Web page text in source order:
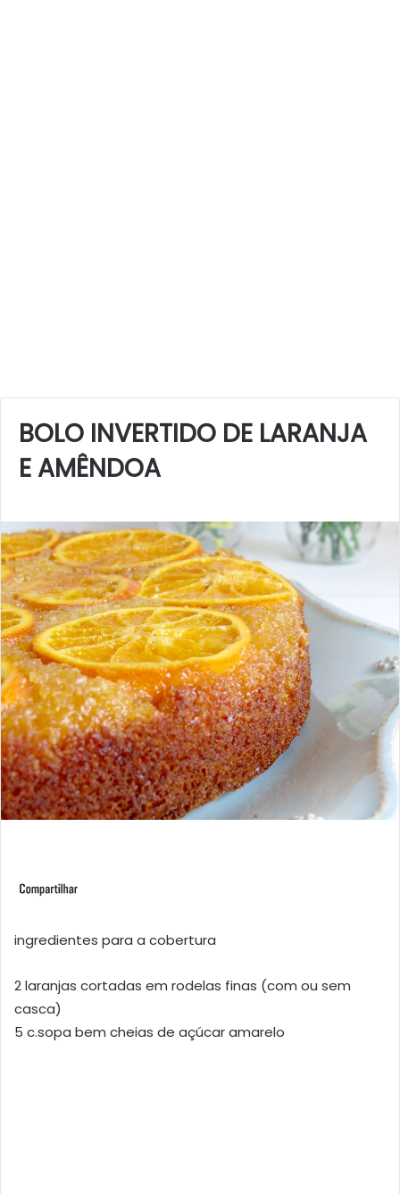
BOLO INVERTIDO DE LARANJA
E AMÊNDOA
ingredientes para a cobertura
2 laranjas cortadas em rodelas finas (com ou sem
casca)
5 c.sopa bem cheias de açúcar amarelo